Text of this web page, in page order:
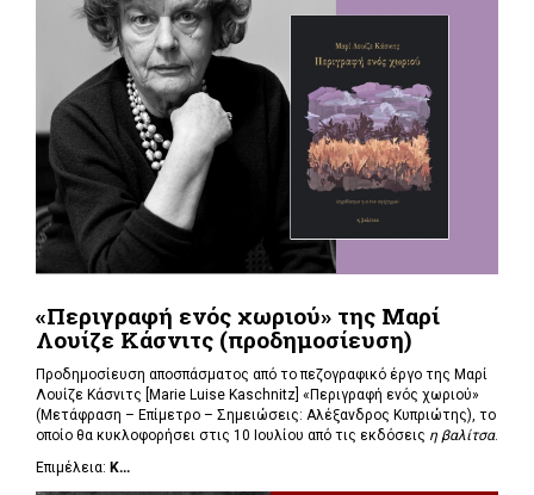
«Περιγραφή ενός χωριού» της Μαρί
Λουίζε Κάσνιτς (προδημοσίευση)
Προδημοσίευση αποσπάσματος από το πεζογραφικό έργο της Μαρί
Λουίζε Κάσνιτς [Marie Luise Kaschnitz] «Περιγραφή ενός χωριού»
(Μετάφραση – Επίμετρο – Σημειώσεις: Αλέξανδρος Κυπριώτης), το
οποίο θα κυκλοφορήσει στις 10 Ιουλίου από τις εκδόσεις η βαλίτσα.
Επιμέλεια: Κ...